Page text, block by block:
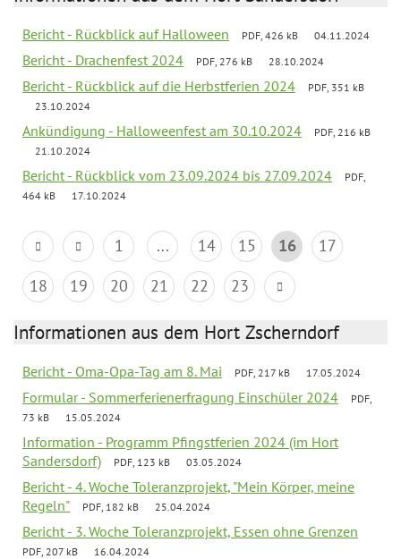
Bericht - Rückblick auf Halloween PDF, 426 kB 04.11.2024
Bericht - Drachenfest 2024 PDF, 276 kB 28.10.2024
Bericht - Rückblick auf die Herbstferien 2024
PDF, 351 kB
23.10.2024
Ankündigung - Halloweenfest am 30.10.2024
PDF, 216 kB
21.10.2024
Bericht - Rückblick vom 23.09.2024 bis 27.09.2024
PDF,
464 kB
17.10.2024
1 ... 14 15 16
17
18
19 20 21 22 23
Informationen aus dem Hort Zscherndorf
Bericht - Oma-Opa-Tag am 8. Mai PDF, 217 kB 17.05.2024
Formular - Sommerferienerfragung Einschüler 2024
PDF,
73 kB
15.05.2024
Information - Programm Pfingstferien 2024 (im Hort
Sandersdorf)
PDF, 123 kB 03.05.2024
Bericht - 4. Woche Toleranzprojekt, "Mein Körper, meine
Regeln"
PDF, 182 kB 25.04.2024
Bericht - 3. Woche Toleranzprojekt, Essen ohne Grenzen
PDF, 207 kB 16.04.2024